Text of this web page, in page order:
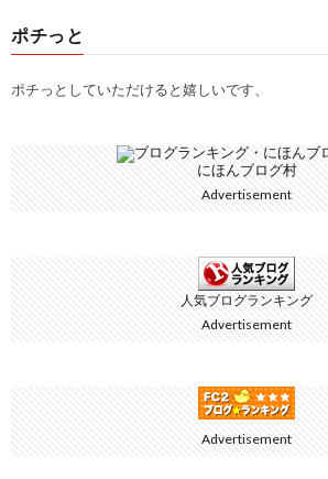
ポチっと
ポチっとしていただけると嬉しいです、
にほんブログ村
Advertisement
人気ブログランキング
Advertisement
Advertisement